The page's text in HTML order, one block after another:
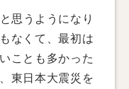
思うようになり
なくて、最初は
ことも多かった
東日本大震災を